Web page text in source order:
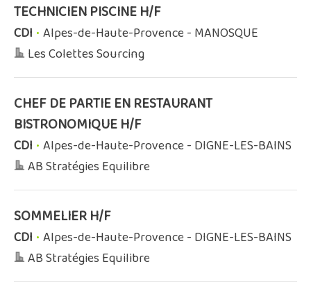
TECHNICIEN PISCINE H/F
CDI • Alpes-de-Haute-Provence - MANOSQUE
Les Colettes Sourcing
CHEF DE PARTIE EN RESTAURANT
BISTRONOMIQUE H/F
CDI • Alpes-de-Haute-Provence - DIGNE-LES-BAINS
AB Stratégies Equilibre
SOMMELIER H/F
CDI • Alpes-de-Haute-Provence - DIGNE-LES-BAINS
AB Stratégies Equilibre